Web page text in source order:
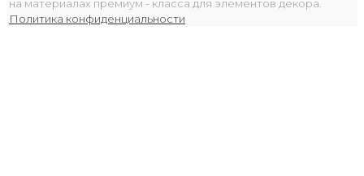
на материалах премиум - класса для элементов декора.
Политика конфиденциальности